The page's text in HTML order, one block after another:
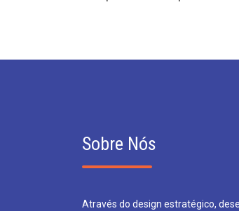
Sobre Nós
Através do design estratégico,